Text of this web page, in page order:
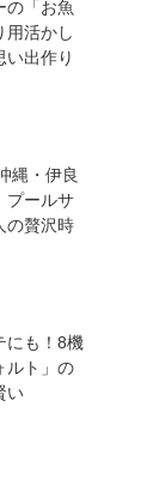
の「お魚
用活かし
い出作り
縄・伊良
プールサ
の贅沢時
にも！8機
ルト」の
い